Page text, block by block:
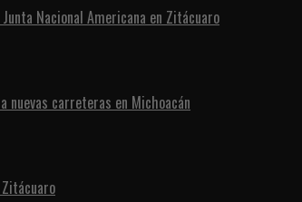
Nacional Americana en Zitácuaro
nuevas carreteras en Michoacán